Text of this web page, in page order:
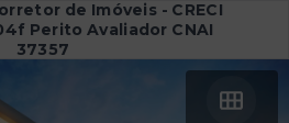
de Imóveis - CRECI
Perito Avaliador CNAI
37357